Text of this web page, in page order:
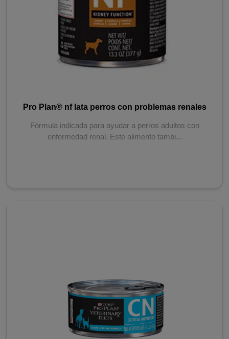
Pro Plan® nf lata perros con problemas renales
Fórmula indicada para ayudar a perros adultos con
enfermedad renal. Este alimento tambi...